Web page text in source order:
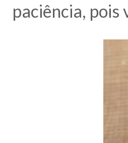
paciência, pois